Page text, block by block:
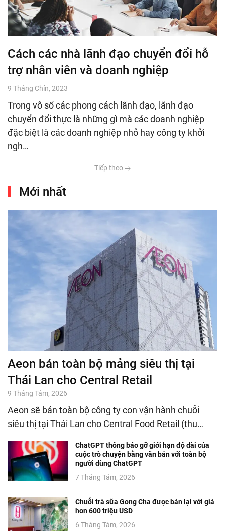
Cách các nhà lãnh đạo chuyển đổi hỗ
trợ nhân viên và doanh nghiệp
9 Tháng Chín, 2023
Trong vô số các phong cách lãnh đạo, lãnh đạo
chuyển đổi thực là những gì mà các doanh nghiệp
đặc biệt là các doanh nghiệp nhỏ hay công ty khởi
ngh…
Tiếp theo
Mới nhất
Aeon bán toàn bộ mảng siêu thị tại
Thái Lan cho Central Retail
9 Tháng Tám, 2026
Aeon sẽ bán toàn bộ công ty con vận hành chuỗi
siêu thị tại Thái Lan cho Central Food Retail (thu…
ChatGPT thông báo gỡ giới hạn độ dài của
cuộc trò chuyện bằng văn bản với toàn bộ
người dùng ChatGPT
7 Tháng Tám, 2026
Chuỗi trà sữa Gong Cha được bán lại với giá
hơn 600 triệu USD
6 Tháng Tám, 2026